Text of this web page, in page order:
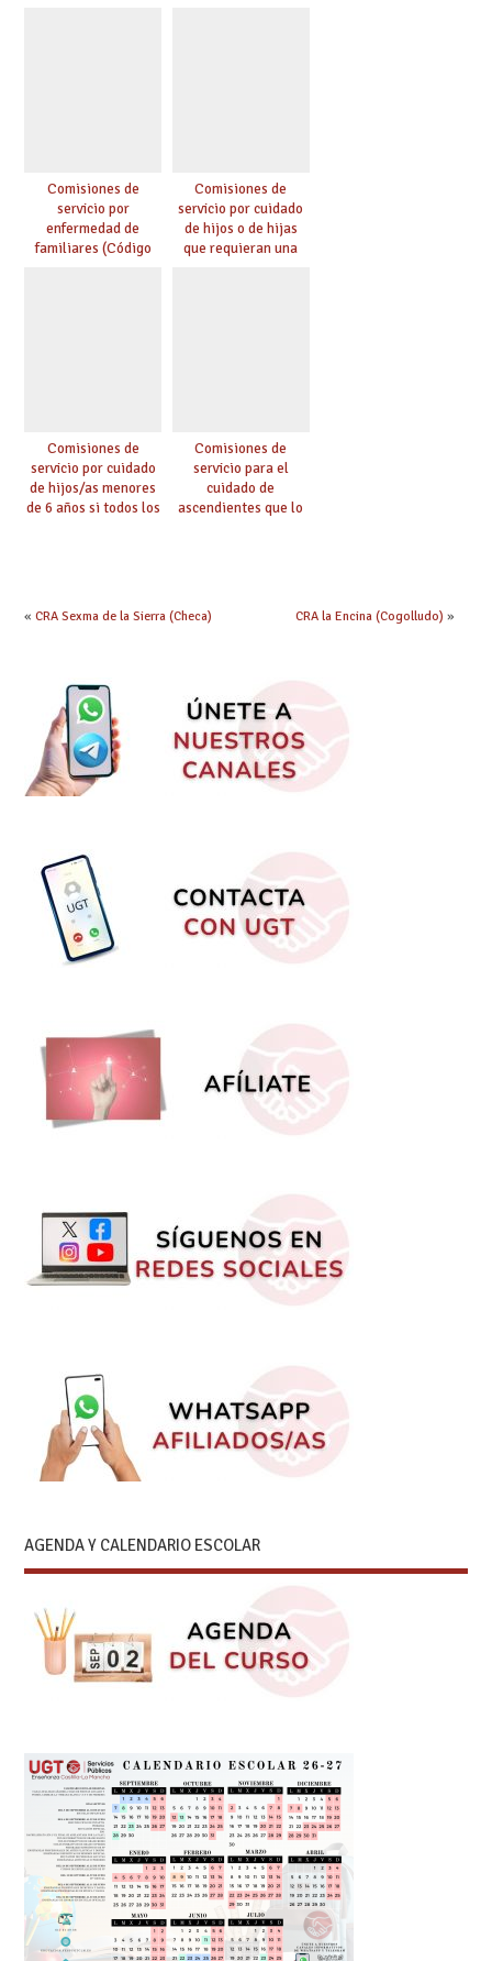
Comisiones de
servicio por
enfermedad de
familiares (Código
Comisiones de
servicio por cuidado
de hijos o de hijas
que requieran una
Comisiones de
servicio por cuidado
de hijos/as menores
de 6 años si todos los
Comisiones de
servicio para el
cuidado de
ascendientes que lo
« CRA Sexma de la Sierra (Checa) CRA la Encina (Cogolludo) »
AGENDA Y CALENDARIO ESCOLAR